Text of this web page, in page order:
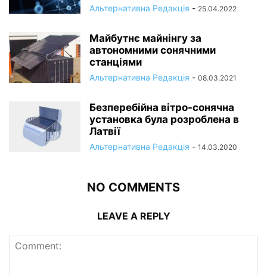
Альтернативна Редакція - 25.04.2022
Майбутнє майнінгу за
автономними сонячними
станціями
Альтернативна Редакція - 08.03.2021
Безперебійна вітро-сонячна
установка була розроблена в
Латвії
Альтернативна Редакція - 14.03.2020
NO COMMENTS
LEAVE A REPLY